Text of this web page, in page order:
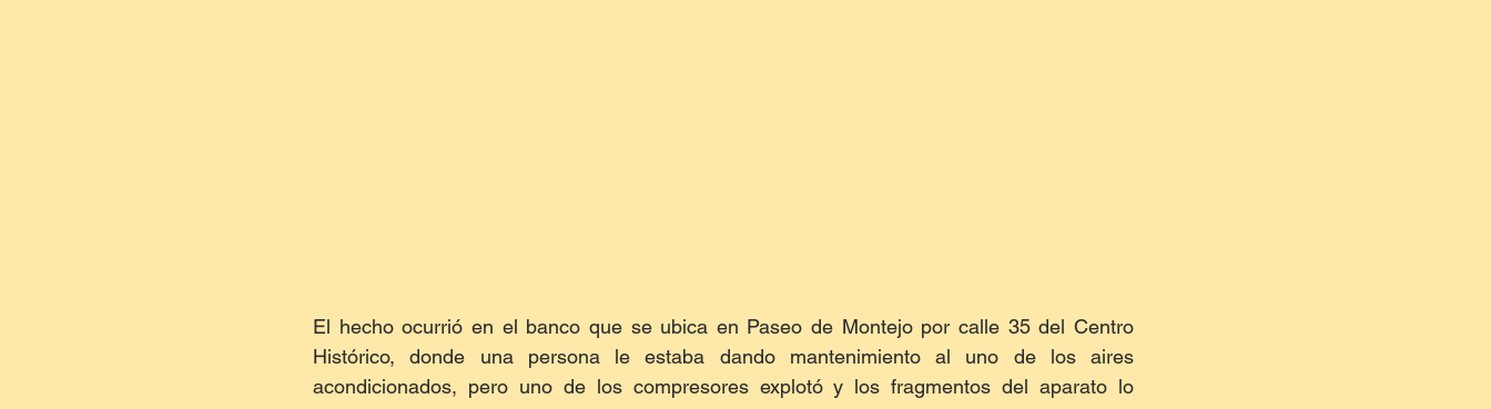
El hecho ocurrió en el banco que se ubica en Paseo de Montejo por calle 35 del Centro
Histórico, donde una persona le estaba dando mantenimiento al uno de los aires
acondicionados, pero uno de los compresores explotó y los fragmentos del aparato lo